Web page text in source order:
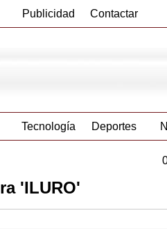
Publicidad Contactar
Tecnología Deportes
'ILURO'